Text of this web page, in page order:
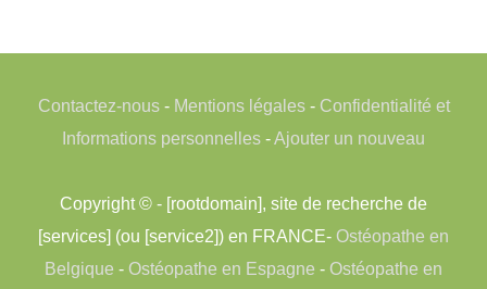
Contactez-nous- Mentions légales- Confidentialité et
Informations personnelles -Ajouter un nouveau
Copyright © - [rootdomain], site de recherche de
[services] (ou [service2]) en FRANCE- Ostéopathe en
Belgique - Ostéopathe en Espagne - Ostéopathe en